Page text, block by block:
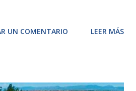
UN COMENTARIO LEER MÁS